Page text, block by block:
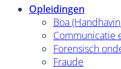
Opleidingen
Boa
Communicatie
Forensisch
Fraude